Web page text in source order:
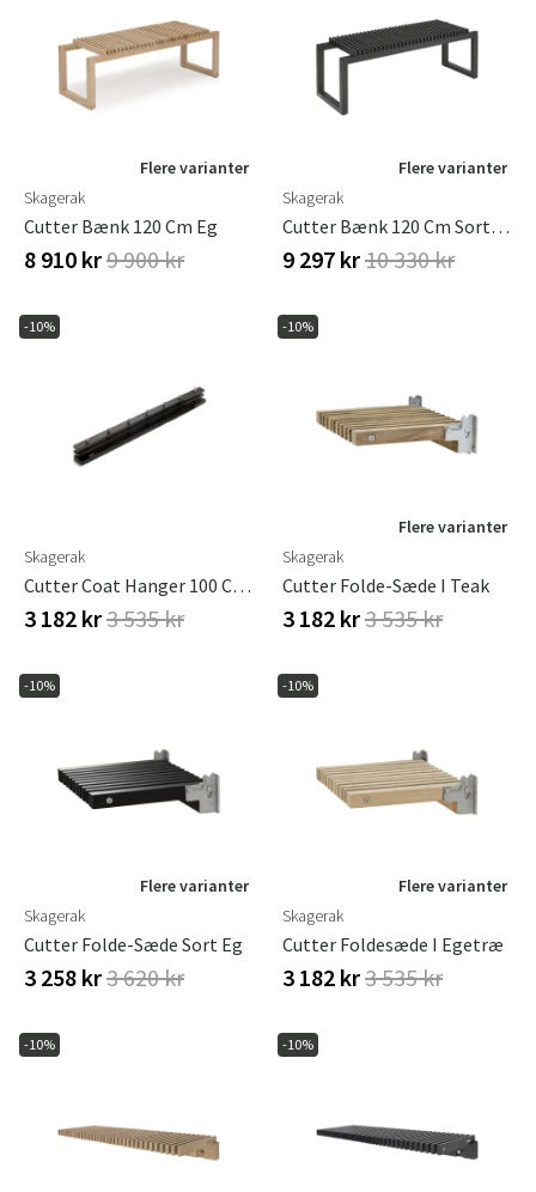
Sverige
Danmark
Norge
Suomi
Flere varianter
Skagerak
Cutter Bænk 120 Cm Eg
8 910 kr9 900 kr
Flere varianter
Skagerak
Cutter Bænk 120 Cm Sort Eg
9 297 kr10 330 kr
-10%
Skagerak
Cutter Coat Hanger 100 Cm Black Oak
3 182 kr3 535 kr
-10%
Flere varianter
Skagerak
Cutter Folde-Sæde I Teak
3 182 kr3 535 kr
-10%
Flere varianter
Skagerak
Cutter Folde-Sæde Sort Eg
3 258 kr3 620 kr
-10%
Flere varianter
Skagerak
Cutter Foldesæde I Egetræ
3 182 kr3 535 kr
-10% -10%